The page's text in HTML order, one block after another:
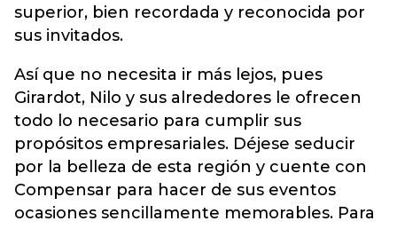
superior, bien recordada y reconocida por
sus invitados.
Así que no necesita ir más lejos, pues
Girardot, Nilo y sus alrededores le ofrecen
todo lo necesario para cumplir sus
propósitos empresariales. Déjese seducir
por la belleza de esta región y cuente con
Compensar para hacer de sus eventos
ocasiones sencillamente memorables. Para